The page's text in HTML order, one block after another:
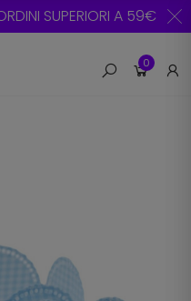
SUPERIORI A 59€
0